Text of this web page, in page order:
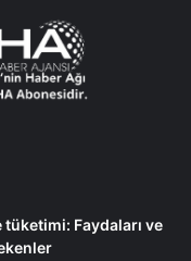
Faydaları ve